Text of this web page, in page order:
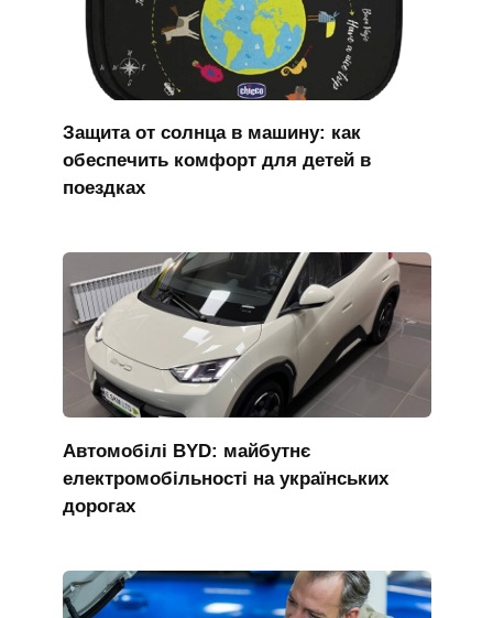
Защита от солнца в машину: как
обеспечить комфорт для детей в
поездках
Автомобілі BYD: майбутнє
електромобільності на українських
дорогах